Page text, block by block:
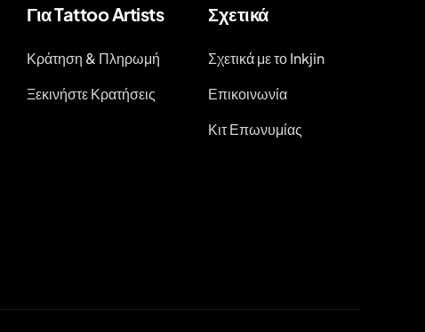
Για Tattoo Artists
Κράτηση & Πληρωμή
Ξεκινήστε Κρατήσεις
Σχετικά
Σχετικά με το Inkjin
Επικοινωνία
Κιτ Επωνυμίας